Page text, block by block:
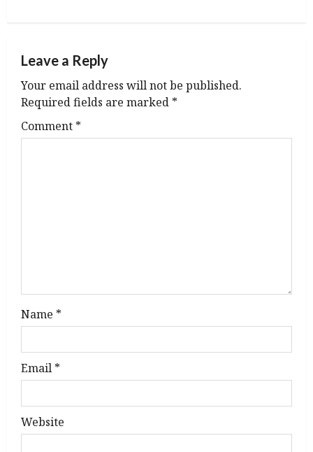
a
v
i
n
Leave a Reply
Your email address will not be published.
Required fields are marked *
Comment *
Name *
Email *
Website